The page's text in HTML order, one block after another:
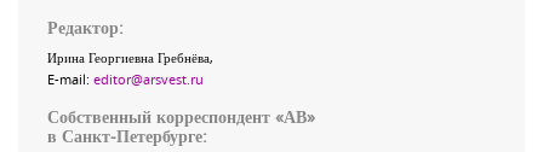
Редактор:
Ирина Георгиевна Гребнёва,
E-mail: editor@arsvest.ru
Собственный корреспондент «АВ»
в Санкт-Петербурге: